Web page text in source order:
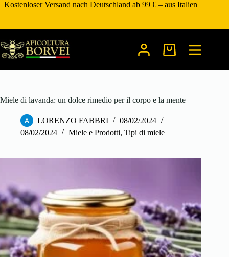
Zum
Kostenloser Versand nach Deutschland ab 99 € – aus Italien
Warenkorb
Miele di lavanda: un dolce rimedio per il corpo e la mente
LORENZO FABBRI
08/02/2024
08/02/2024
Miele e Prodotti, Tipi di miele